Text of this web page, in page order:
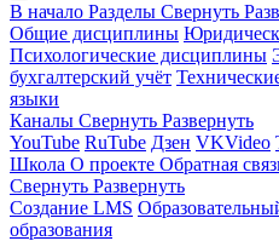
В начало Разделы Свернуть
Общие дисциплины
Психологические дисциплины
бухгалтерский учёт
языки
Каналы Свернуть Развернуть
YouTube RuTube Дзен VKVideo
Школа О проекте Обратная
Свернуть Развернуть
Создание LMS
образования